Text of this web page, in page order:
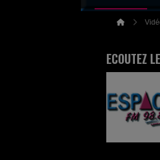
ECOUTEZ